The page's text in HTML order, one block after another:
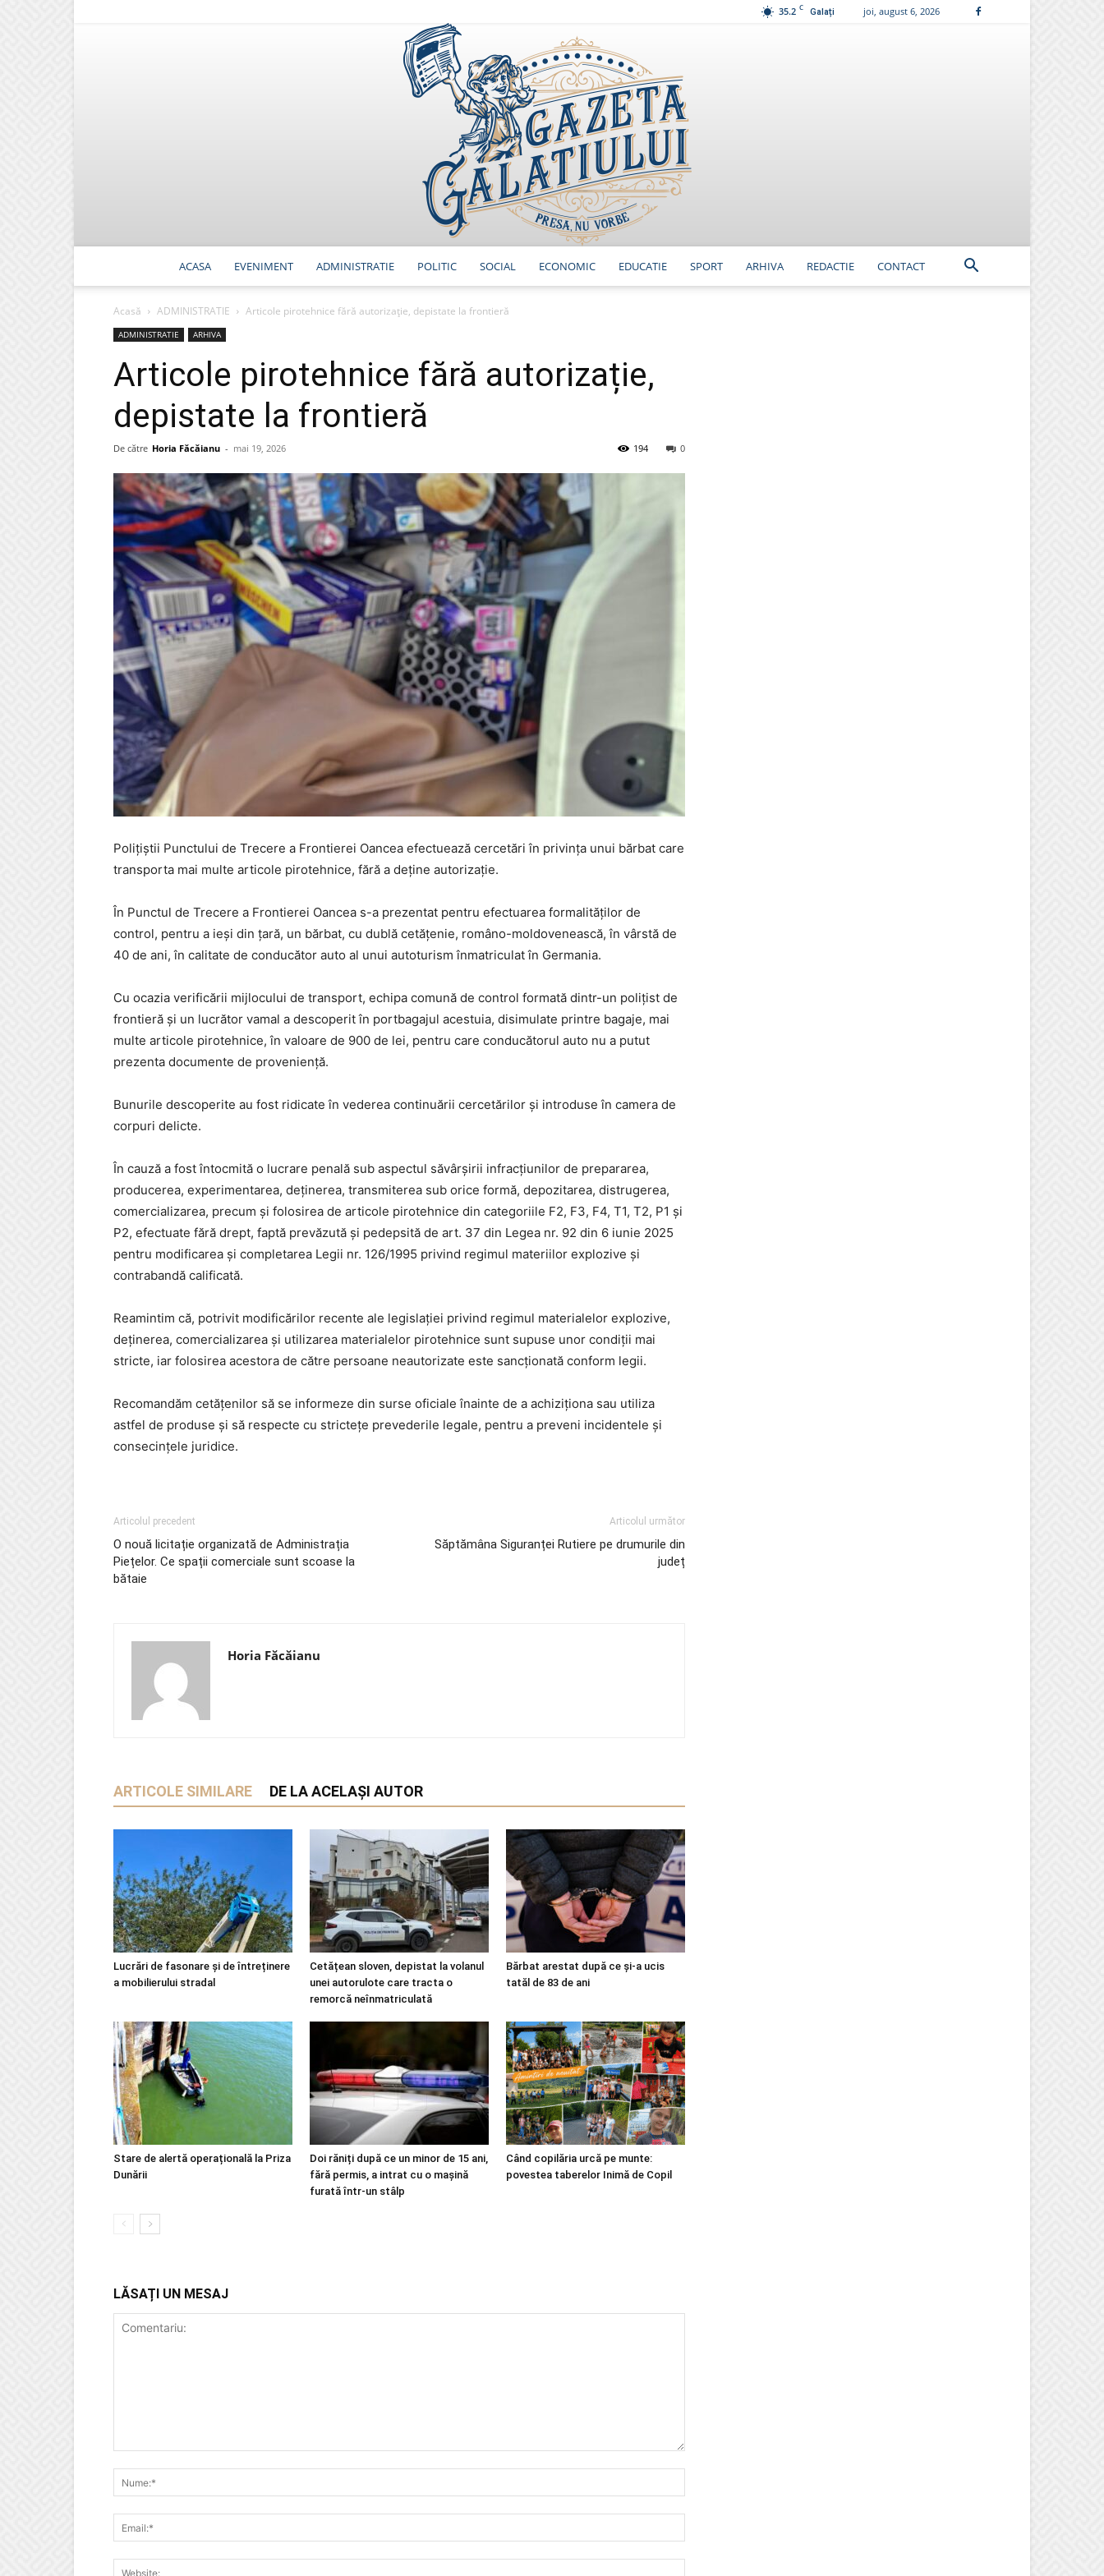
35.2 C Galați joi, august 6, 2026
ACASA EVENIMENT ADMINISTRATIE POLITIC SOCIAL ECONOMIC EDUCATIE SPORT ARHIVA REDACTIE CONTACT
Acasă ADMINISTRATIE Articole pirotehnice fără autorizație, depistate la frontieră
ADMINISTRATIE ARHIVA
Articole pirotehnice fără autorizație,
depistate la frontieră
De către Horia Făcăianu - mai 19, 2026 0
194
Poliţiştii Punctului de Trecere a Frontierei Oancea efectuează cercetări în privința unui bărbat care
transporta mai multe articole pirotehnice, fără a deține autorizație.
În Punctul de Trecere a Frontierei Oancea s-a prezentat pentru efectuarea formalităţilor de
control, pentru a ieși din țară, un bărbat, cu dublă cetățenie, româno-moldovenească, în vârstă de
40 de ani, în calitate de conducător auto al unui autoturism înmatriculat în Germania.
Cu ocazia verificării mijlocului de transport, echipa comună de control formată dintr-un polițist de
frontieră și un lucrător vamal a descoperit în portbagajul acestuia, disimulate printre bagaje, mai
multe articole pirotehnice, în valoare de 900 de lei, pentru care conducătorul auto nu a putut
prezenta documente de proveniență.
Bunurile descoperite au fost ridicate în vederea continuării cercetărilor și introduse în camera de
corpuri delicte.
În cauză a fost întocmită o lucrare penală sub aspectul săvârșirii infracțiunilor de prepararea,
producerea, experimentarea, deținerea, transmiterea sub orice formă, depozitarea, distrugerea,
comercializarea, precum și folosirea de articole pirotehnice din categoriile F2, F3, F4, T1, T2, P1 și
P2, efectuate fără drept, faptă prevăzută și pedepsită de art. 37 din Legea nr. 92 din 6 iunie 2025
pentru modificarea și completarea Legii nr. 126/1995 privind regimul materiilor explozive și
contrabandă calificată.
Reamintim că, potrivit modificărilor recente ale legislației privind regimul materialelor explozive,
deținerea, comercializarea și utilizarea materialelor pirotehnice sunt supuse unor condiții mai
stricte, iar folosirea acestora de către persoane neautorizate este sancționată conform legii.
Recomandăm cetățenilor să se informeze din surse oficiale înainte de a achiziționa sau utiliza
astfel de produse și să respecte cu strictețe prevederile legale, pentru a preveni incidentele și
consecințele juridice.
Articolul precedent
O nouă licitație organizată de Administrația
Piețelor. Ce spații comerciale sunt scoase la
bătaie
Articolul următor
Săptămâna Siguranței Rutiere pe drumurile din
județ
Horia Făcăianu
ARTICOLE SIMILARE DE LA ACELAȘI AUTOR
Lucrări de fasonare și de întreținere
a mobilierului stradal
Cetățean sloven, depistat la volanul
unei autorulote care tracta o
remorcă neînmatriculată
Bărbat arestat după ce și-a ucis
tatăl de 83 de ani
Stare de alertă operațională la Priza
Dunării
Doi răniți după ce un minor de 15 ani,
fără permis, a intrat cu o mașină
furată într-un stâlp
Când copilăria urcă pe munte:
povestea taberelor Inimă de Copil
LĂSAȚI UN MESAJ